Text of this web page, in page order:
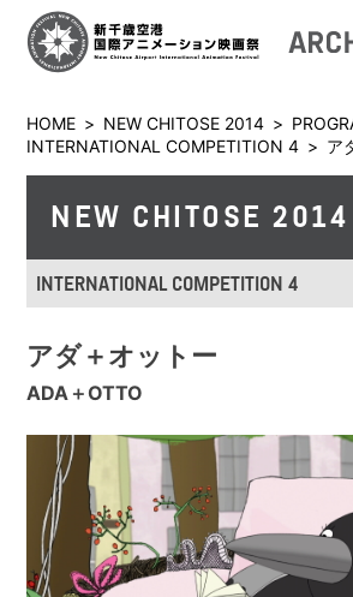
HOME > NEW CHITOSE 2014 >
INTERNATIONAL COMPETITION 4 > ア
NEW CHITOSE 2014
INTERNATIONAL COMPETITION 4
アダ＋オットー
ADA＋OTTO